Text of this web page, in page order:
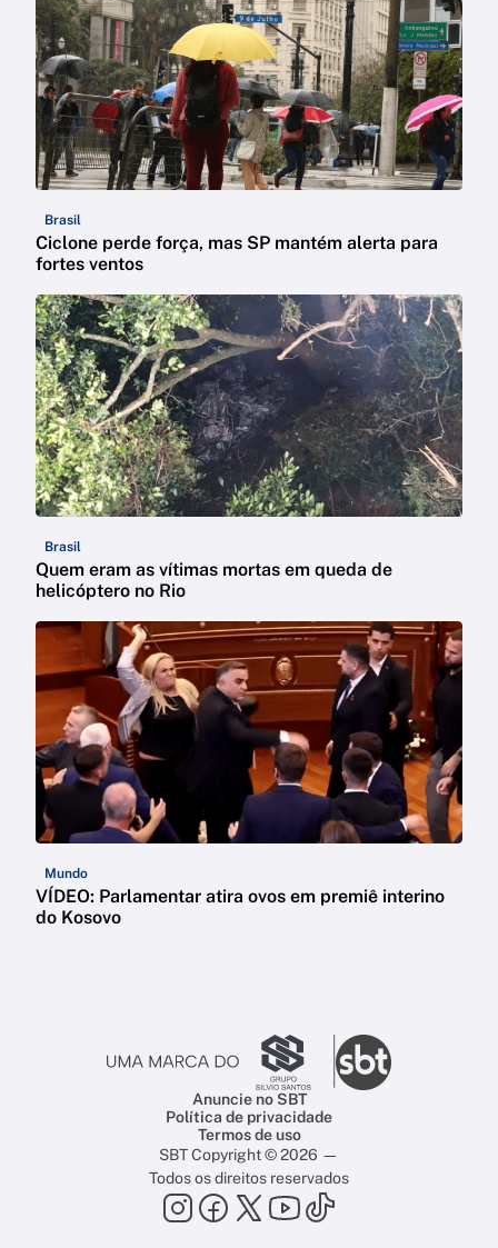
Brasil
Ciclone perde força, mas SP mantém alerta para
fortes ventos
Brasil
Quem eram as vítimas mortas em queda de
helicóptero no Rio
Mundo
VÍDEO: Parlamentar atira ovos em premiê interino
do Kosovo
Anuncie no SBT
Política de privacidade
Termos de uso
SBT Copyright © 2026 —
Todos os direitos reservados